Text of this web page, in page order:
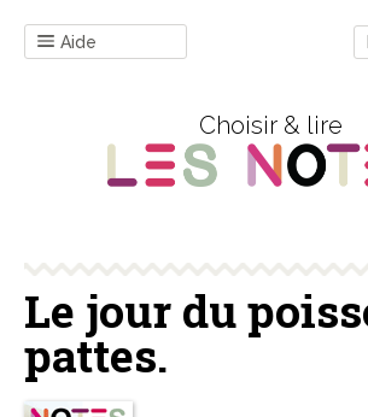
Aide
Choisir & lire
Le jour du
pattes.